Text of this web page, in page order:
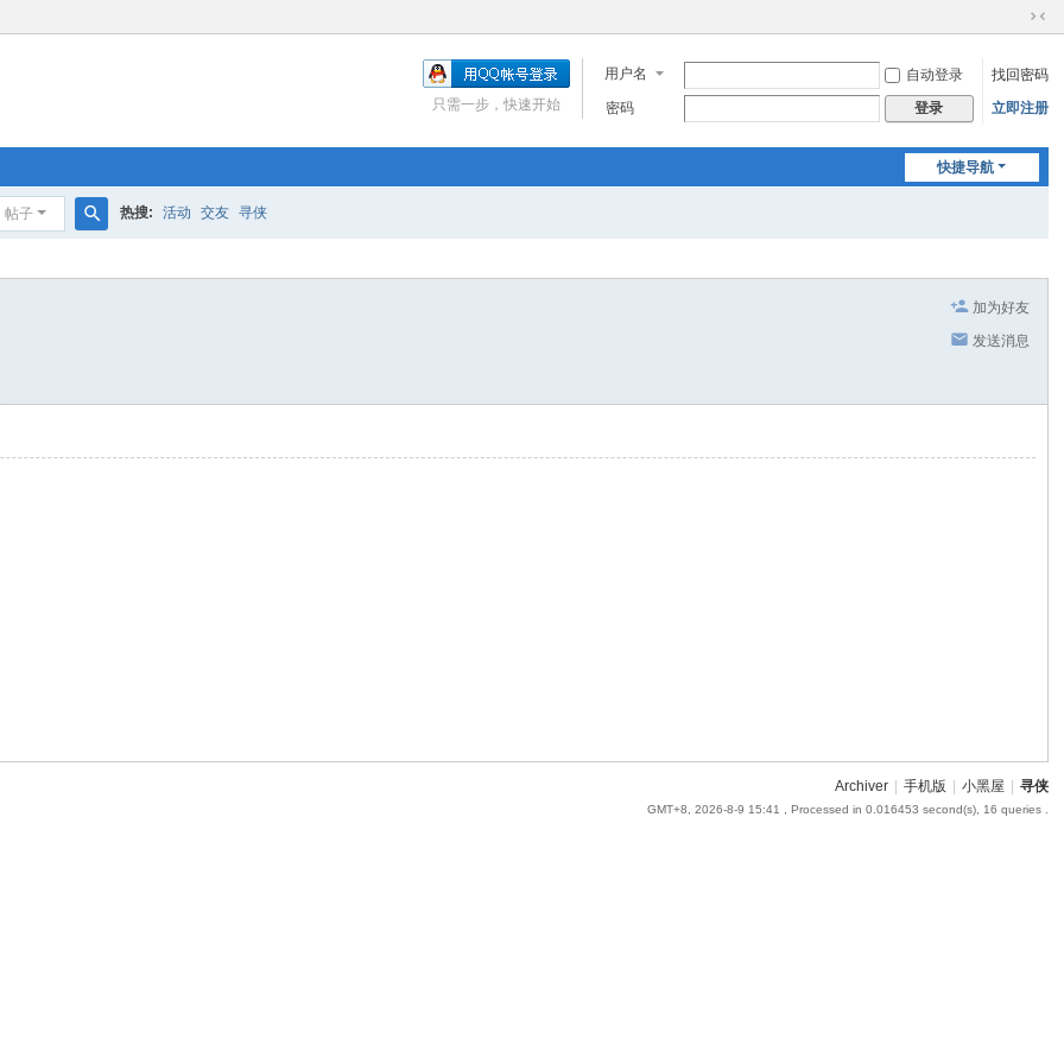
切
到
窄
用户名 自动登录
找回密码
密码
登录 立即注册
只需一步，快速开始
快捷导航
帖子
索
热搜: 活动 交友 寻侠
加为好友
发送消息
Archiver 手机版 小黑屋 寻侠
GMT+8, 2026-8-9 15:41 , Processed in 0.016453 second(s), 16 queries .